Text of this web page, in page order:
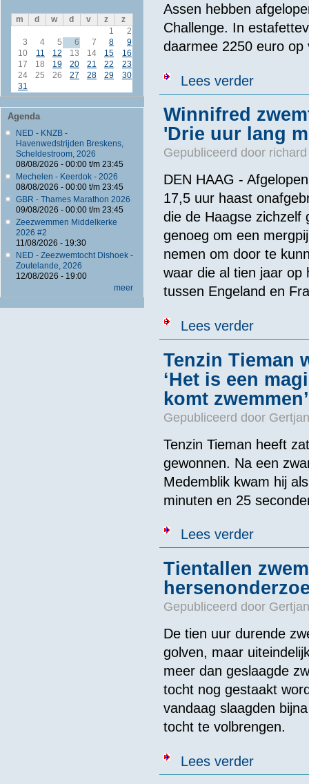
m d w d v z
z
1
2
3
4 5 6 7 8
9
10
11 12 13 14 15
16
17
18 19 20 21 22
23
24
25 26 27 28 29
30
31
Agenda
NED - KNZB -
Havenwedstrijden Breskens,
Scheldestroom, 2026
08/08/2026 - 00:00t/m 23:45
Mechelen - Keerdok - 2026
08/08/2026 - 00:00t/m 23:45
GBR - Thames Marathon 2026
09/08/2026 - 00:00t/m 23:45
Zeezwemmen Middelkerke
2026 #2
11/08/2026 - 19:30
NED - Zeezwemtocht Dishoek -
Zoutelande, 2026
12/08/2026 - 19:00
meer
Assen hebben
Challenge. In
daarmee 2250 euro
Lees verderover
Winnifred
'Drie uur lang
Gepubliceerd door
DEN HAAG -
17,5 uur haast
die de Haagse zichzelf
genoeg om een
nemen om door te
waar die al tien jaar op
tussen Engeland en
Lees verderover
Tenzin Tieman
‘Het is een
komt zwemmen’
Gepubliceerd door
Tenzin Tieman heeft
gewonnen. Na een
Medemblik kwam hij
minuten en 25
Lees verderover Tenzin
Tientallen
Gepubliceerd door
De tien uur durende
golven, maar
meer dan geslaagde
tocht nog gestaakt
vandaag slaagden
tocht te volbrengen.
Lees verderover